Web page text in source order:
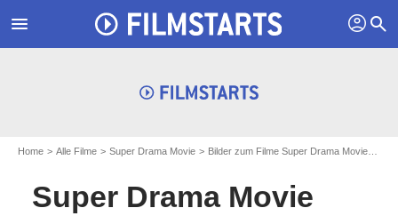
menu profil search
Home Alle Filme Super Drama Movie Bilder zum Filme Super Drama Movie
Super Drama Movie